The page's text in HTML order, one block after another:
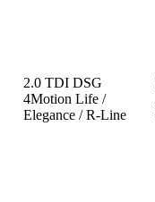
2.0 TDI DSG
4Motion Life /
Elegance / R-Line